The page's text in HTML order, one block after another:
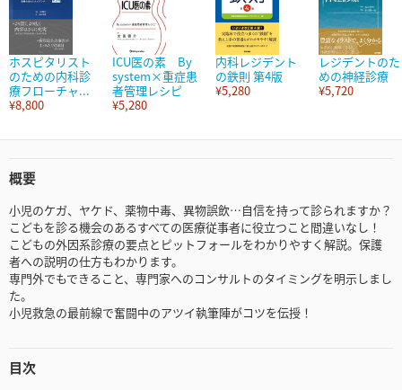
ホスピタリスト
のための内科診
療フローチャ...
¥8,800
ICU医の素 By
system×重症患
者管理レシピ
¥5,280
内科レジデント
の鉄則 第4版
¥5,280
レジデントのた
めの神経診療
¥5,720
概要
小児のケガ、ヤケド、薬物中毒、異物誤飲…自信を持って診られますか？
こどもを診る機会のあるすべての医療従事者に役立つこと間違いなし！
こどもの外因系診療の要点とピットフォールをわかりやすく解説。保護
者への説明の仕方もわかります。
専門外でもできること、専門家へのコンサルトのタイミングを明示しまし
た。
小児救急の最前線で奮闘中のアツイ執筆陣がコツを伝授！
目次